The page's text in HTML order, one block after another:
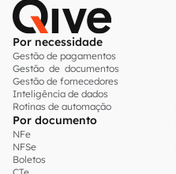
Por necessidade
Gestão de pagamentos
Gestão de documentos
Gestão de fornecedores
Inteligência de dados
Rotinas de automação
Por documento
NFe
NFSe
Boletos